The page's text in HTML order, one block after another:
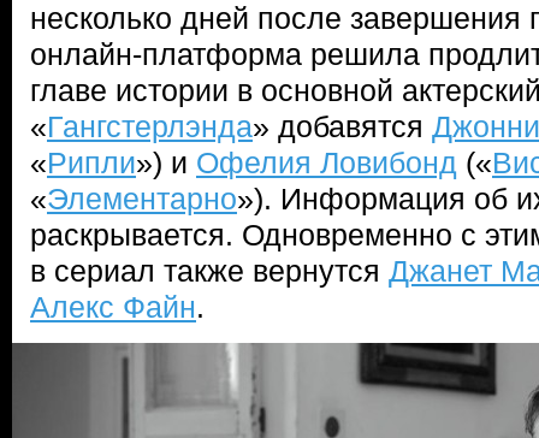
несколько дней после завершения
онлайн-платформа решила
главе истории в основной
«Гангстерлэнда» добавятся
«Рипли») и Офелия Ловибонд («
«Элементарно»). Информация об
раскрывается. Одновременно с
в сериал также вернутся Джанет
Алекс Файн.